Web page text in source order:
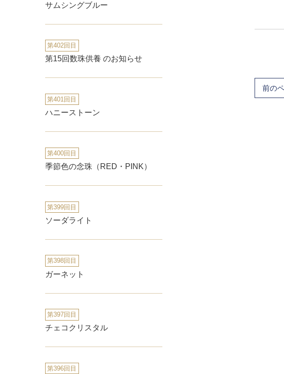
前の
サムシングブルー
第402回目
第15回数珠供養 のお知らせ
第401回目
ハニーストーン
第400回目
季節色の念珠（RED・PINK）
第399回目
ソーダライト
第398回目
ガーネット
第397回目
チェコクリスタル
第396回目